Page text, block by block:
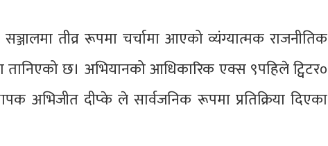
तीव्र रूपमा चर्चामा आएको व्यंग्यात्मक राजनीतिक
तानिएको छ। अभियानको आधिकारिक एक्स ९पहिले ट्विटर०
अभिजीत दीप्के ले सार्वजनिक रूपमा प्रतिक्रिया दिएका